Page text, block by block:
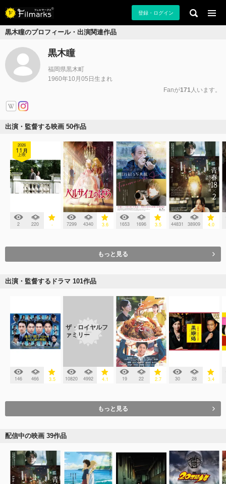
登録・ログイン
黒木瞳のプロフィール・出演関連作品
黒木瞳
福岡県黒木町
1960年10月05日生まれ
Fanが171人います。
出演・監督する映画 50作品
2026
11 月
上映
2 220 - 7299 4340 3.6 1653 1696 3.5 44831 38909 4.0
もっと見る
出演・監督するドラマ 101作品
146 466 3.5
ザ・ロイヤルフ
ァミリー
10820 4992 4.1 19 22 2.7 30 28 3.4
もっと見る
配信中の映画 39作品